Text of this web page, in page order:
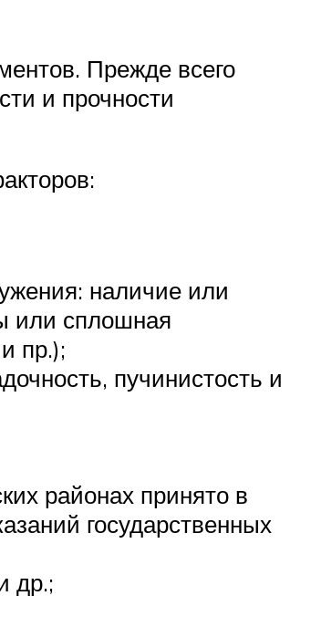
Прежде всего
и прочности
наличие или
или сплошная
пр.);
пучинистость и
районах принято в
государственных
др.;